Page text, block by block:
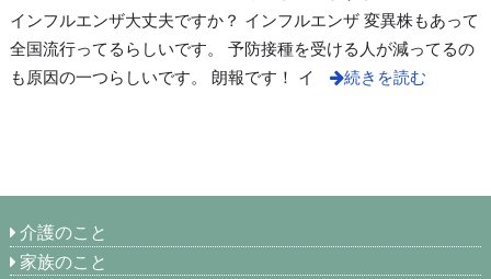
インフルエンザ大丈夫ですか？ インフルエンザ 変異株もあって
全国流行ってるらしいです。 予防接種を受ける人が減ってるの
も原因の一つらしいです。 朗報です！ イ
続きを読む
介護のこと
家族のこと